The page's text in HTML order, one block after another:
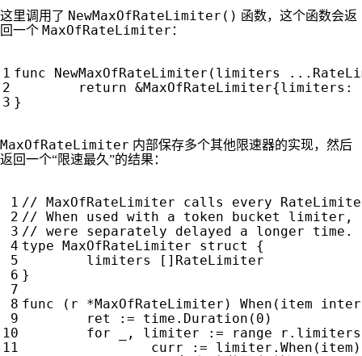
这里调用了 NewMaxOfRateLimiter() 函数，这个函数会返
回一个 MaxOfRateLimiter ：
func NewMaxOfRateLimiter ( limiters ...
return &MaxOfRateLimiter{limiters :
}
MaxOfRateLimiter 内部保存多个其他限速器的实现，然后
返回一个“限速最久”的结果：
type MaxOfRateLimiter struct
{
limiters
[] RateLimiter
}
func
( r *MaxOfRateLimiter ) When ( item
ret
:= time . Duration ( 0 )
for
, limiter := range r . limiters
curr
:= limiter . When ( item )